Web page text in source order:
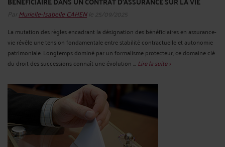
Par Murielle-Isabelle CAHENle 25/09/2025
La mutation des règles encadrant la désignation des bénéficiaires en assurance-
vie révèle une tension fondamentale entre stabilité contractuelle et autonomie
patrimoniale. Longtemps dominé par un formalisme protecteur, ce domaine clé
du droit des successions connaît une évolution ... Lire la suite >